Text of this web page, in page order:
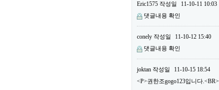
Eric1575 작성일
11-10-11 10:03
댓글내용 확인
conely 작성일
11-10-12 15:40
댓글내용 확인
joktan 작성일
11-10-15 18:54
<P>권한조gogo123입니다